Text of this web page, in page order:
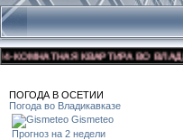
КВАРТИРА ВО
ПОГОДА В ОСЕТИИ
Погода во Владикавказе
Gismeteo
Прогноз на 2 недели